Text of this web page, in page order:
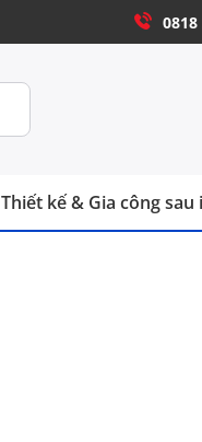
0818
Thiết kế & Gia công sau